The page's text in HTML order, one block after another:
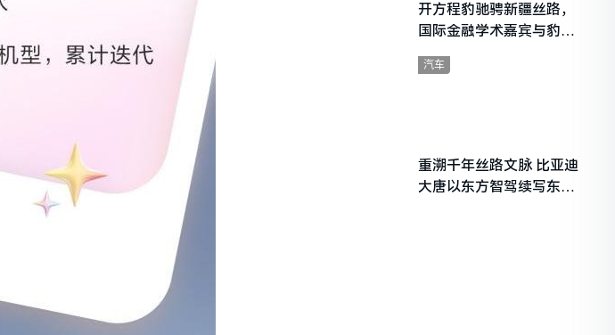
开方程豹驰骋新疆丝路，
国际金融学术嘉宾与豹友
共赴山海热爱
重溯千年丝路文脉 比亚迪
大唐以东方智驾续写东西
汽车